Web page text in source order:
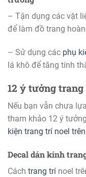
– Tận dụng các vật
để làm đồ trang
– Sử dụng các phụ
lá khô để tăng tính
12 ý tưởng
Nếu bạn vẫn chưa
tham khảo 12 ý
kiện trang trí noel
Decal dán kính
Cách trang trí noel